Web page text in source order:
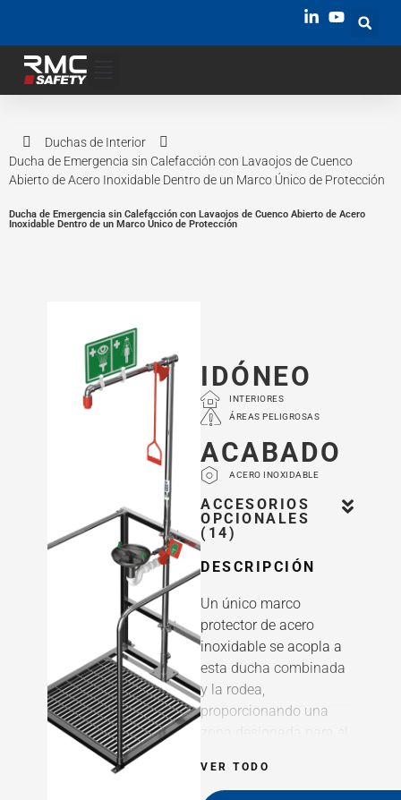
Duchas de Interior
Ducha de Emergencia sin Calefacción con Lavaojos de Cuenco
Abierto de Acero Inoxidable Dentro de un Marco Único de Protección
Ducha de Emergencia sin Calefacción con Lavaojos de Cuenco Abierto de Acero
Inoxidable Dentro de un Marco Único de Protección
IDÓNEO
INTERIORES
ÁREAS PELIGROSAS
ACABADO
ACERO INOXIDABLE
ACCESORIOS
OPCIONALES
(14)
DESCRIPCIÓN
Un único marco
protector de acero
inoxidable se acopla a
esta ducha combinada
y la rodea,
proporcionando una
Las barandillas ofrecen
VER TODO